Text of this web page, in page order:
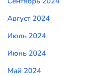
Август 2024
Июль 2024
Июнь 2024
Май 2024